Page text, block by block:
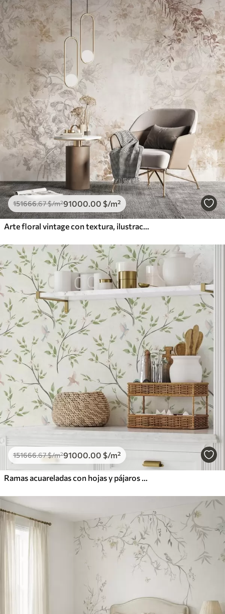
151666.67$/m²91000.00 $/m²
Arte floral vintage con textura, ilustraciones de delicadas flores y hojas de jardín en estilo dibujo, suaves tonos pastel beige y sepia
151666.67$/m²91000.00 $/m²
Ramas acuareladas con hojas y pájaros sobre un fondo claro